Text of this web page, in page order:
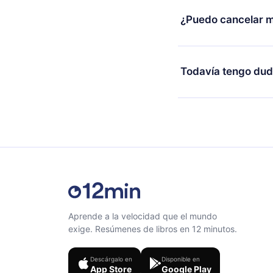
2500 títulos
escuchar en
al final de cada
¿Puedo cancelar
Sí, si decides no
y el próximo ciclo de
Todavía tengo
Siéntete libre de
Aprende a la velocidad que el mundo
exige. Resúmenes de libros en 12 minutos.
Descárgalo en
App Store
Disponible en
Google Play